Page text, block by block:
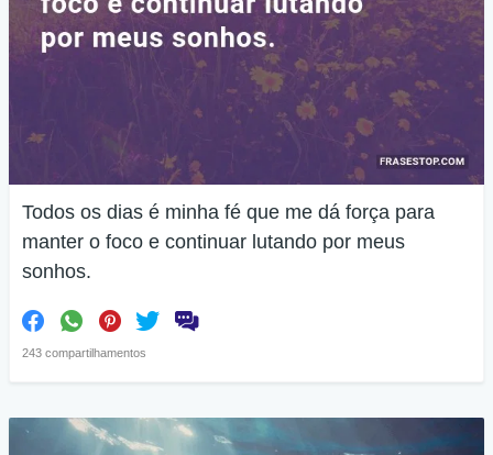
Todos os dias é minha fé que me dá força para
manter o foco e continuar lutando por meus
sonhos.
243 compartilhamentos